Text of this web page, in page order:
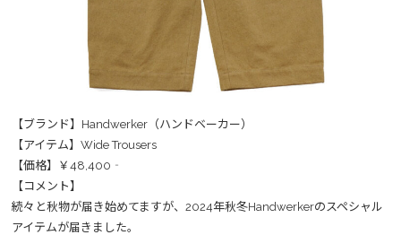
【ブランド】Handwerker（ハンドベーカー）
【アイテム】Wide Trousers
【価格】￥48,400‐
【コメント】
続々と秋物が届き始めてますが、2024年秋冬Handwerkerのスペシャル
アイテムが届きました。